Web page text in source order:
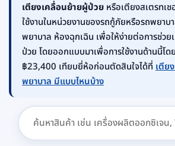
เตียงเคลื่อนย้ายผู้ป่วย หรือเตียงสเตรทเ
ใช้งานในหน่วยงานของรถกู้ภัยหรือรถพยาบ
พยาบาล ห้องฉุกเฉิน เพื่อให้ง่ายต่อการช่วย
ป่วย โดยออกแบบมาเพื่อการใช้งานด้านนี้โด
฿23,400 เทียบยี่ห้อก่อนตัดสินใจได้ที่เตีย
พยาบาล มีแบบไหนบ้าง